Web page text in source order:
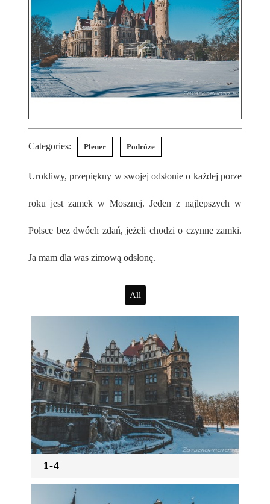
Categories: Plener Podróze
Urokliwy, przepiękny w swojej odsłonie o każdej porze
roku jest zamek w Mosznej. Jeden z najlepszych w
Polsce bez dwóch zdań, jeżeli chodzi o czynne zamki.
Ja mam dla was zimową odsłonę.
All
1-4